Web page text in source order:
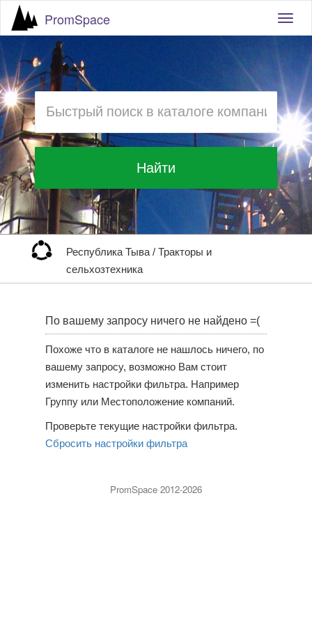
PromSpace
Найти
Республика Тыва / Тракторы и
сельхозтехника
По вашему запросу ничего не найдено =(
Похоже что в каталоге не нашлось ничего, по
вашему запросу, возможно Вам стоит
изменить настройки фильтра. Например
Группу или Местоположение компаний.
Проверьте текущие настройки фильтра.
Сбросить настройки фильтра
PromSpace 2012-2026